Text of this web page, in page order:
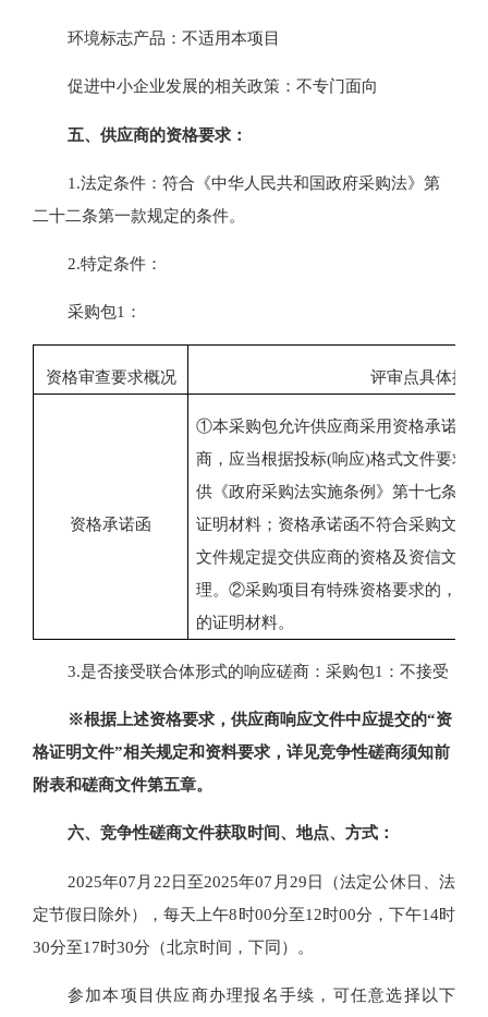
环境标志产品：不适用本项目
促进中小企业发展的相关政策： 不专门面向
五、供应商的资格要求：
1.法定条件：符合《中华人民共和国政府采购法》第
二十二条第一款规定的条件。
2.特定条件：
采购包1：
资格审查要求概况 评审点具体描述
资格承诺函
①本采购包允许供应商采用资格承诺制
商，应当根据投标(响应)格式文件要求
供《政府采购法实施条例》第十七条第
证明材料；资格承诺函不符合采购文件
文件规定提交供应商的资格及资信文件
理。②采购项目有特殊资格要求的，供
的证明材料。
3.是否接受联合体形式的响应磋商：采购包1：不接受
※根据上述资格要求，供应商响应文件中应提交的“资
格证明文件”相关规定和资料要求，详见竞争性磋商须知前
附表和磋商文件第五章。
六、竞争性磋商文件获取时间、地点、方式 ：
2025年07 月 22日至2025年07 月 29日（法定公休日、法
定节假日除外），每天上午8时00分至12时00分，下午14时
30分至17时30分（北京时间，下同）。
参加本项目供应商办理报名手续，可任意选择以下